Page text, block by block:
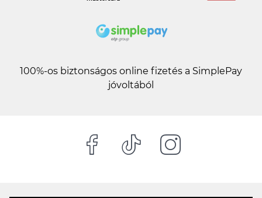
100%-os biztonságos online fizetés a SimplePay
jóvoltából